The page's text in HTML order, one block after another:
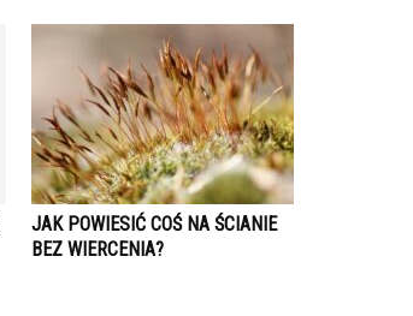
JAK POWIESIĆ COŚ NA ŚCIANIE
BEZ WIERCENIA?